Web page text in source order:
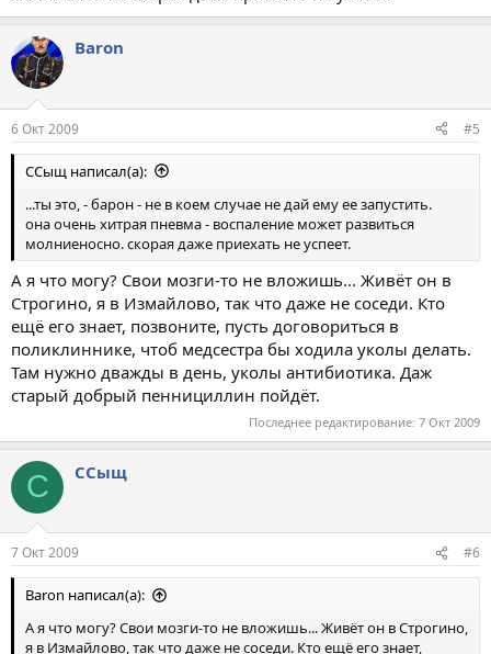
Baron
6 Окт 2009 #5
ССыщ написал(а):
...ты это, - барон - не в коем случае не дай ему ее запустить.
она очень хитрая пневма - воспаление может развиться
молниеносно. скорая даже приехать не успеет.
А я что могу? Свои мозги-то не вложишь... Живёт он в
Строгино, я в Измайлово, так что даже не соседи. Кто
ещё его знает, позвоните, пусть договориться в
поликлиннике, чтоб медсестра бы ходила уколы делать.
Там нужно дважды в день, уколы антибиотика. Даж
старый добрый пеннициллин пойдёт.
Последнее редактирование: 7 Окт 2009
С ССыщ
7 Окт 2009 #6
Baron написал(а):
А я что могу? Свои мозги-то не вложишь... Живёт он в Строгино,
я в Измайлово, так что даже не соседи. Кто ещё его знает,